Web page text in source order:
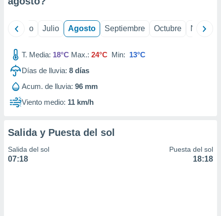
mediante
publicidad
publicidad
1199
Junio Julio Agosto Septiembre Octubre
T. Media: 18°C Max.: 24°C Min: 13°C
Días de lluvia: 8 días
Acum. de lluvia: 96 mm
Viento medio: 11 km/h
Salida y Puesta del sol
Salida del sol
07:18
Puesta del sol
18:18